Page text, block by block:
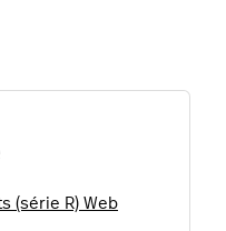
(série R) Web